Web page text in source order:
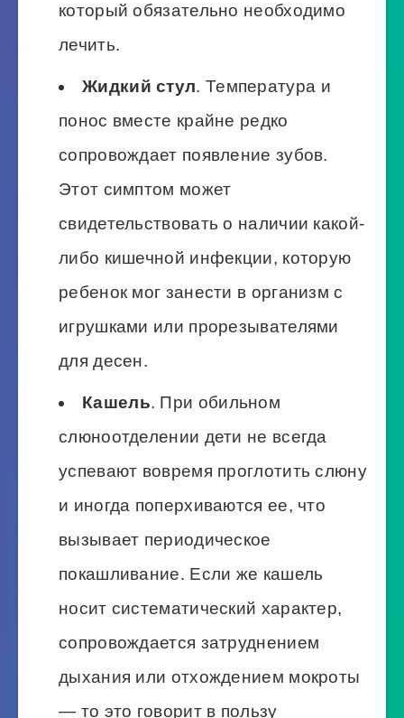
который обязательно необходимо
лечить.
Жидкий стул. Температура и
понос вместе крайне редко
сопровождает появление зубов.
Этот симптом может
свидетельствовать о наличии какой-
либо кишечной инфекции, которую
ребенок мог занести в организм с
игрушками или прорезывателями
для десен.
Кашель. При обильном
слюноотделении дети не всегда
успевают вовремя проглотить слюну
и иногда поперхиваются ее, что
вызывает периодическое
покашливание. Если же кашель
носит систематический характер,
сопровождается затруднением
дыхания или отхождением мокроты
— то это говорит в пользу